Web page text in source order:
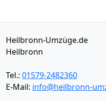
Heilbronn-Umzüge.de
Heilbronn
Tel.: 01579-2482360
E-Mail: info@heilbronn-